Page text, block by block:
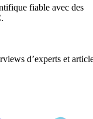
fiable avec des
d’experts et